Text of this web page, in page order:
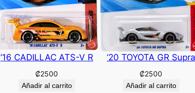
’16 CADILLAC ATS-V R
₡2500
Añadir al carrito
’20 TOYOTA GR Supra
₡2500
Añadir al carrito